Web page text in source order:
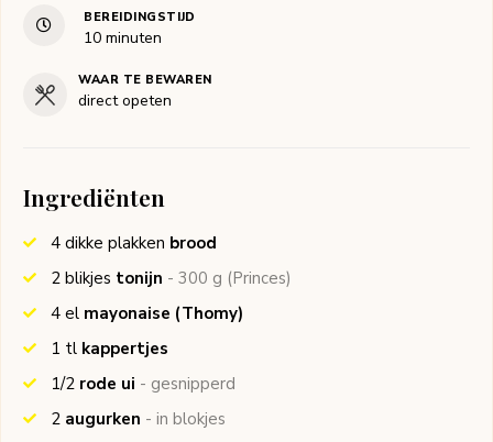
BEREIDINGSTIJD
10minuten
minuten
WAAR TE BEWAREN
direct opeten
Ingrediënten
4 dikke plakken brood
2 blikjes tonijn - 300 g (Princes)
4 el mayonaise (Thomy)
1 tl kappertjes
1/2 rode ui - gesnipperd
2 augurken - in blokjes